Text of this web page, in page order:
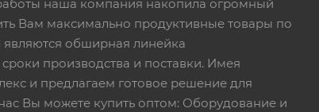
наша компания накопила огромный
Вам максимально продуктивные товары по
обширная линейка
производства и поставки. Имея
и предлагаем готовое решение для
Вы можете купить оптом: Оборудование и